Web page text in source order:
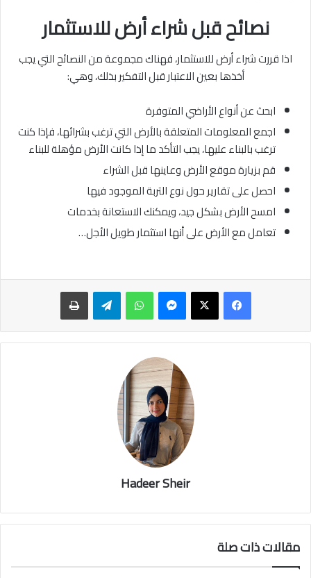
نصائح قبل شراء أرض للاستثمار
اذا قررت شراء أرض للاستثمار، فهناك مجموعة من النصائح التي يجب
أخذها بعين الاعتبار قبل التفكير بذلك، وهي:
ابحث عن أنواع الأراضي المتوفرة
اجمع المعلومات المتعلقة بالأرض التي ترغب بشرائها، فإذا كنت
ترغب بالبناء عليها، يجب التأكد ما إذا كانت الأرض مؤهلة للبناء
قم بزيارة موقع الأرض وعاينها قبل الشراء
احصل على تقارير حول نوع التربة الموجود فيها
امسح الأرض بشكل جيد، ويمكنك الاستعانة بخدمات
تعامل مع الأرض على أنها استثمار طويل الأجل…
ماسنجر واتساب تيلقرام طباعة
Hadeer Sheir
مقالات ذات صلة